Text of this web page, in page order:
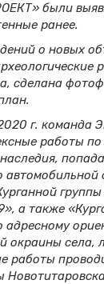
были
ранее.
о новых
сделана
г.
работы
наследия,
а также
окраины села,
работы